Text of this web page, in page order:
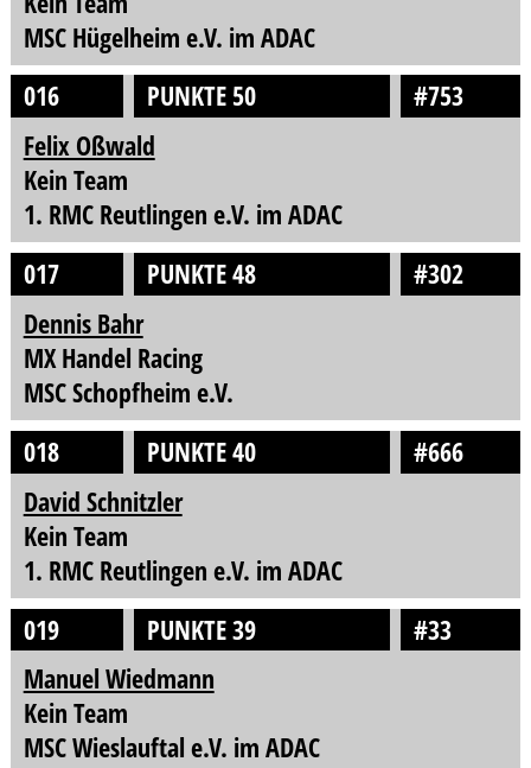
MSC Hügelheim e.V. im ADAC
016
PUNKTE 50
#753
Felix Oßwald
Kein Team
1. RMC Reutlingen e.V. im ADAC
017
PUNKTE 48
#302
Dennis Bahr
MX Handel Racing
MSC Schopfheim e.V.
018
PUNKTE 40
#666
David Schnitzler
Kein Team
1. RMC Reutlingen e.V. im ADAC
019
PUNKTE 39
#33
Manuel Wiedmann
Kein Team
MSC Wieslauftal e.V. im ADAC